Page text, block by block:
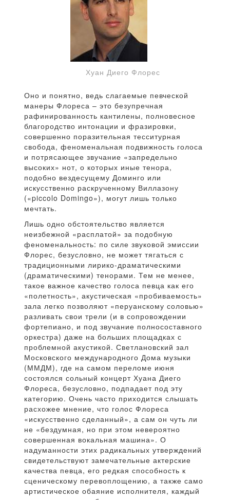
Хуан Диего Флорес
Оно и понятно, ведь слагаемые певческой
манеры Флореса – это безупречная
рафинированность кантилены, полновесное
благородство интонации и фразировки,
совершенно поразительная тесситурная
свобода, феноменальная подвижность голоса
и потрясающее звучание «запредельно
высоких» нот, о которых иные тенора,
подобно вездесущему Доминго или
искусственно раскрученному Виллазону
(«piccolo Domingo»), могут лишь только
мечтать.
Лишь одно обстоятельство является
неизбежной «расплатой» за подобную
феноменальность: по силе звуковой эмиссии
Флорес, безусловно, не может тягаться с
традиционными лирико-драматическими
(драматическими) тенорами. Тем не менее,
такое важное качество голоса певца как его
«полетность», акустическая «пробиваемость»
зала легко позволяют «перуанскому соловью»
разливать свои трели (и в сопровождении
фортепиано, и под звучание полносоставного
оркестра) даже на больших площадках с
проблемной акустикой. Светлановский зал
Московского международного Дома музыки
(ММДМ), где на самом переломе июня
состоялся сольный концерт Хуана Диего
Флореса, безусловно, подпадает под эту
категорию. Очень часто приходится слышать
расхожее мнение, что голос Флореса
«искусственно сделанный», а сам он чуть ли
не «бездумная, но при этом невероятно
совершенная вокальная машина». О
надуманности этих радикальных утверждений
свидетельствуют замечательные актерские
качества певца, его редкая способность к
сценическому перевоплощению, а также само
артистическое обаяние исполнителя, каждый